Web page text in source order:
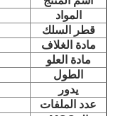
المواد
قطر السلك
مادة الغلاف
مادة العلو
الطول
يدور
عدد الملفات